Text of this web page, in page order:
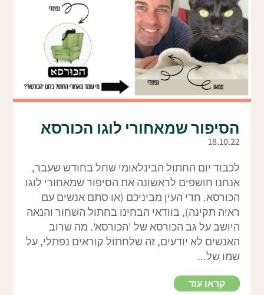
הסיפור שמאחורי לוגו הכורסא
18.10.22
לכבוד יום החתול הבינלאומי שחל בחודש שעבר,
אנחנו חושפים לראשונה את הסיפור שמאחורי לוגו
הכורסא. חדי העין מביניכם (או סתם אנשים עם
ראיה תקינה), בוודאי הבחינו בחתול השחור והנאה
היושב על גב הכורסא של 'הכורסא'. מה שרוב
האנשים לא יודעים, זה שלחתול קוראים נפתלי, על
שמו של...
קראו עוד